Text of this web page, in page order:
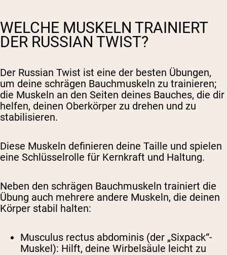
WELCHE MUSKELN TRAINIERT
DER RUSSIAN TWIST?
Der Russian Twist ist eine der besten Übungen,
um deine schrägen Bauchmuskeln zu trainieren;
die Muskeln an den Seiten deines Bauches, die dir
helfen, deinen Oberkörper zu drehen und zu
stabilisieren.
Diese Muskeln definieren deine Taille und spielen
eine Schlüsselrolle für Kernkraft und Haltung.
Neben den schrägen Bauchmuskeln trainiert die
Übung auch mehrere andere Muskeln, die deinen
Körper stabil halten:
Musculus rectus abdominis (der „Sixpack“-
Muskel): Hilft, deine Wirbelsäule leicht zu